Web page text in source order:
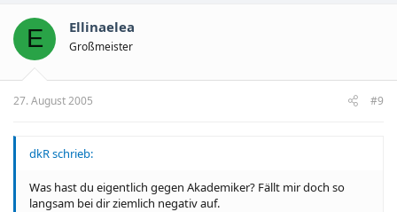
E Ellinaelea
Großmeister
27. August 2005 #9
dkR schrieb:
Was hast du eigentlich gegen Akademiker? Fällt mir doch so
langsam bei dir ziemlich negativ auf.